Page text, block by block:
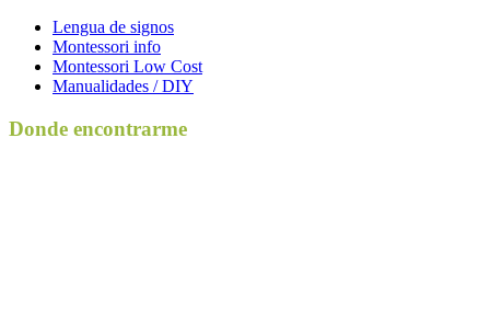
Lengua de signos
Montessori info
Montessori Low Cost
Manualidades / DIY
Donde encontrarme